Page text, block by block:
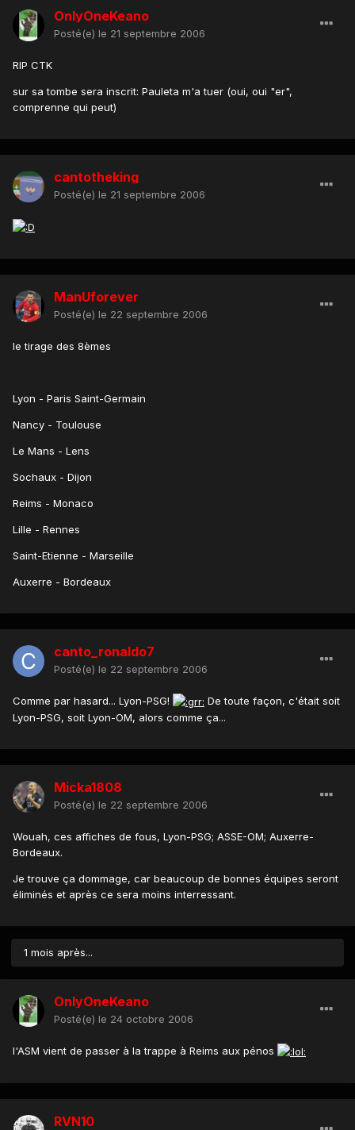
OnlyOneKeano
Posté(e) le 21 septembre 2006
RIP CTK
sur sa tombe sera inscrit: Pauleta m'a tuer (oui, oui "er",
comprenne qui peut)
cantotheking
Posté(e) le 21 septembre 2006
ManUforever
Posté(e) le 22 septembre 2006
le tirage des 8èmes
Lyon - Paris Saint-Germain
Nancy - Toulouse
Le Mans - Lens
Sochaux - Dijon
Reims - Monaco
Lille - Rennes
Saint-Etienne - Marseille
Auxerre - Bordeaux
canto_ronaldo7
Posté(e) le 22 septembre 2006
Comme par hasard... Lyon-PSG!
De toute façon, c'était soit
Lyon-PSG, soit Lyon-OM, alors comme ça...
Micka1808
Posté(e) le 22 septembre 2006
Wouah, ces affiches de fous, Lyon-PSG; ASSE-OM; Auxerre-
Bordeaux.
Je trouve ça dommage, car beaucoup de bonnes équipes seront
éliminés et après ce sera moins interressant.
1 mois après...
OnlyOneKeano
Posté(e) le 24 octobre 2006
l'ASM vient de passer à la trappe à Reims aux pénos
RVN10